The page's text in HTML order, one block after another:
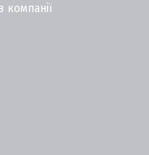
компанії